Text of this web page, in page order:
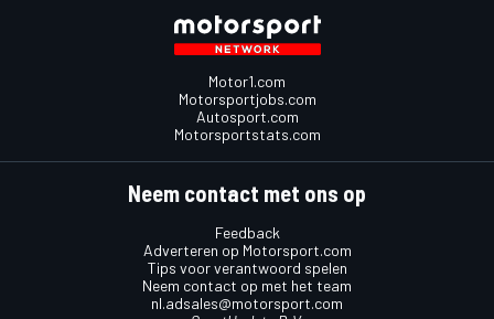
Motor1.com
Motorsportjobs.com
Autosport.com
Motorsportstats.com
Neem contact met ons op
Feedback
Adverteren op Motorsport.com
Tips voor verantwoord spelen
Neem contact op met het team
nl.adsales@motorsport.com